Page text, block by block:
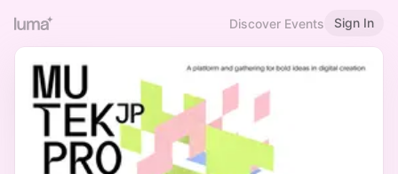
Discover Events Sign In